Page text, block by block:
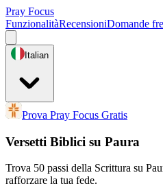
Pray Focus
FunzionalitàRecensioniDomande
Italian
Prova Pray Focus Gratis
Versetti Biblici su Paura
Trova 50 passi della Scrittura su
rafforzare la tua fede.